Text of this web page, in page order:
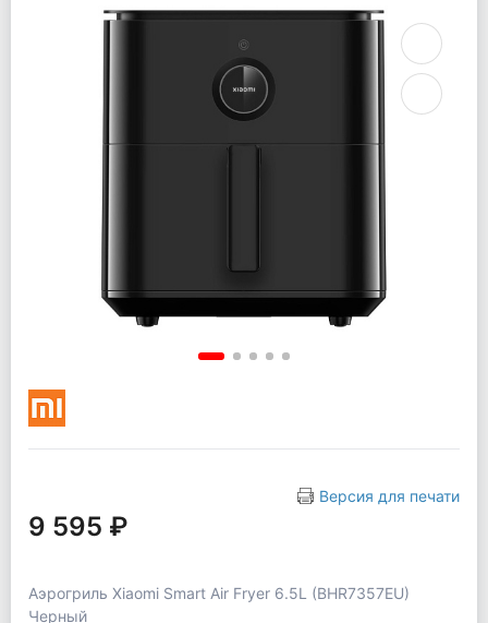
Версия для печати
9 595 ₽
Аэрогриль Xiaomi Smart Air Fryer 6.5L (BHR7357EU)
Черный